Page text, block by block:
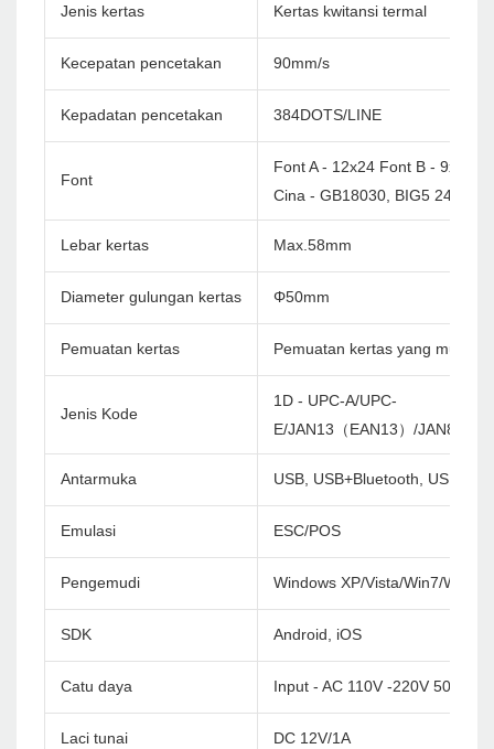
Jenis kertas Kertas kwitansi termal
Kecepatan pencetakan 90mm/s
Kepadatan pencetakan 384DOTS/LINE
Font
Font A - 12x24 Font B - 9x17
Cina - GB18030, BIG5
Lebar kertas Max.58mm
Diameter gulungan kertas Φ50mm
Pemuatan kertas Pemuatan kertas yang mudah
Jenis Kode
1D - UPC-A/UPC-
E/JAN13（EAN13）/JAN8（
Antarmuka USB, USB+Bluetooth,
Emulasi ESC/POS
Pengemudi Windows XP/Vista/Win7/Win8/
SDK Android, iOS
Catu daya Input - AC 110V -220V 50/
Laci tunai DC 12V/1A